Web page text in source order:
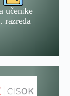
učenike
razreda